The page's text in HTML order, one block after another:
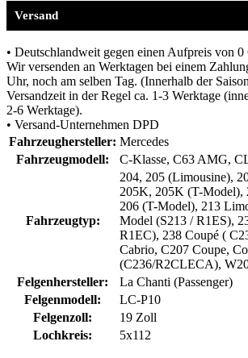
Versand
• Deutschlandweit gegen einen Aufpreis von 0
Wir versenden an Werktagen bei einem
Uhr, noch am selben Tag. (Innerhalb der
Versandzeit in der Regel ca. 1-3 Werktage
2-6 Werktage).
• Versand-Unternehmen DPD
Fahrzeughersteller: Mercedes
Fahrzeugmodell:
C-Klasse, C63 AMG,
Fahrzeugtyp:
204, 205 (Limousine),
205K, 205K (T-Model),
206 (T-Model), 213
Model (S213 / R1ES),
R1EC), 238 Coupé (
Cabrio, C207 Coupe,
(C236/R2CLECA),
Felgenhersteller:
La Chanti (Passenger)
Felgenmodell:
LC-P10
Felgenzoll:
19 Zoll
Lochkreis:
5x112